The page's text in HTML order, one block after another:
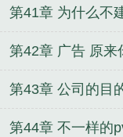
第41章 为什么不
第42章 广告 原来
第43章 公司的目
第44章 不一样的